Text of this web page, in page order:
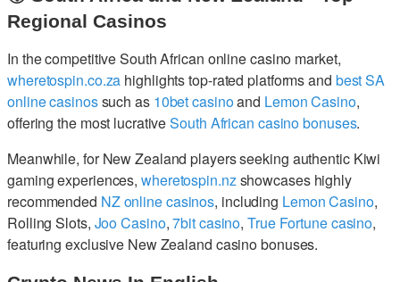
Regional Casinos
In the competitive South African online casino market,
wheretospin.co.za highlights top-rated platforms and best SA
online casinossuch as 10bet casinoand Lemon Casino,
offering the most lucrativeSouth African casino bonuses.
Meanwhile, for New Zealand players seeking authentic Kiwi
gaming experiences, wheretospin.nzshowcases highly
recommended NZ online casinos, including Lemon Casino,
Rolling Slots, Joo Casino,7bit casino,True Fortune casino,
featuring exclusive New Zealand casino bonuses.